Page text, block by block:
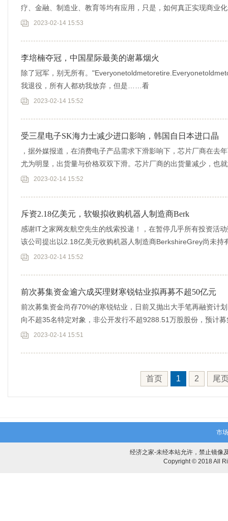
疗、金融、制造业、教育等均有应用，只是，如何真正实现商业
2023-02-14 15:53
李培楠夺冠，中国星际最美的谢幕烟火
除了冠军，别无所有。
我退役，所有人都劝我放弃，但是……看
2023-02-14 15:52
受三星电子SK海力士减少进口影响，韩国自日本进口晶
，据外媒报道，在消费电子产品需求下滑影响下，芯片厂商在去
尤为明显，出货量与价格双双下滑。芯片厂商的出货量减少，也
外媒最新的报
2023-02-14 15:52
斥资2.18亿美元，软银拟收购机器人制造商Berk
感谢IT之家网友航空先生的线索投递！，在暂停几乎所有投资活
该公司提出以2.18亿美元收购机器人制造商BerkshireGrey尚未持
2023-02-14 15:52
前次募集资金逾六成买理财寒锐钴业拟再募不超50亿元
前次募集资金尚存70%的寒锐钴业，日前又抛出大手笔再融资计
向不超35名特定对象，非公开发行不超9288.51万股股份，预计
2023-02-14 15:51
首页 1 2 尾
市
经济之家-未经本站允许，禁止镜像
Copyright © 2018 All